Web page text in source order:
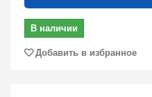
В наличии
Добавить в избранное